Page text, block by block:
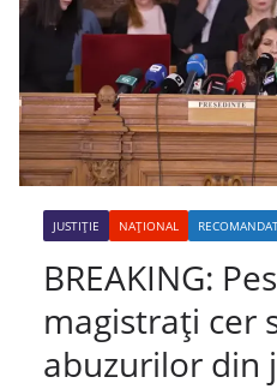
JUSTIȚIE NAȚIONAL
BREAKING:
magistrați cer
abuzurilor din